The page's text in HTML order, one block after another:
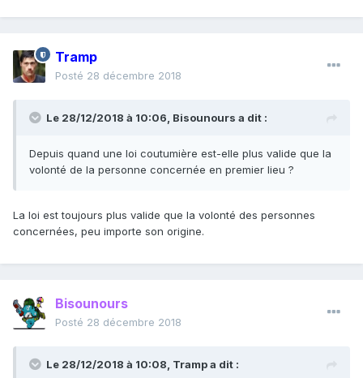
Tramp
Posté 28 décembre 2018
Le 28/12/2018 à 10:06, Bisounours a dit :
Depuis quand une loi coutumière est-elle plus valide que la
volonté de la personne concernée en premier lieu ?
La loi est toujours plus valide que la volonté des personnes
concernées, peu importe son origine.
Bisounours
Posté 28 décembre 2018
Le 28/12/2018 à 10:08, Trampa dit :